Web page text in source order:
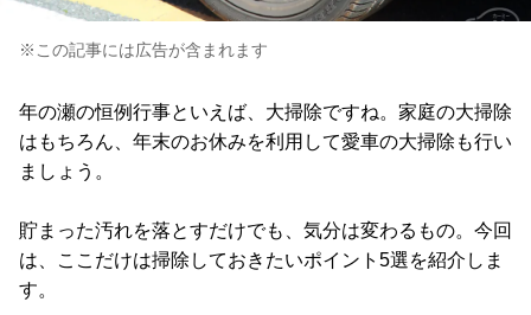
※この記事には広告が含まれます
年の瀬の恒例行事といえば、大掃除ですね。家庭の大掃除
はもちろん、年末のお休みを利用して愛車の大掃除も行い
ましょう。
貯まった汚れを落とすだけでも、気分は変わるもの。今回
は、ここだけは掃除しておきたいポイント5選を紹介しま
す。